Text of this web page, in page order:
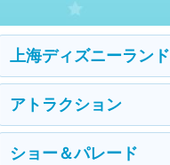
上海ディズニーランド
アトラクション
ショー＆パレード